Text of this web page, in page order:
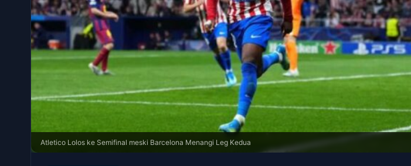
Atletico Lolos ke Semifinal meski Barcelona Menangi Leg Kedua